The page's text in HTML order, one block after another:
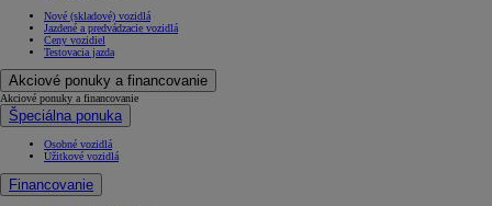
Nové (skladové) vozidlá
Jazdené a predvádzacie vozidlá
Ceny vozidiel
Testovacia jazda
Akciové ponuky a financovanie
Akciové ponuky a financovanie
Špeciálna ponuka
Osobné vozidlá
Úžitkové vozidlá
Financovanie